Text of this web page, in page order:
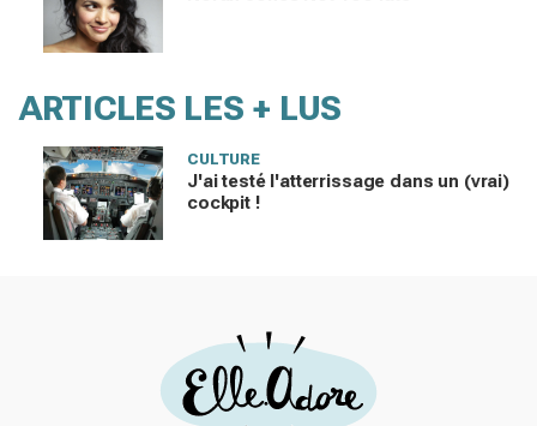
ARTICLES LES + LUS
CULTURE
J'ai testé l'atterrissage dans un (vrai)
cockpit !